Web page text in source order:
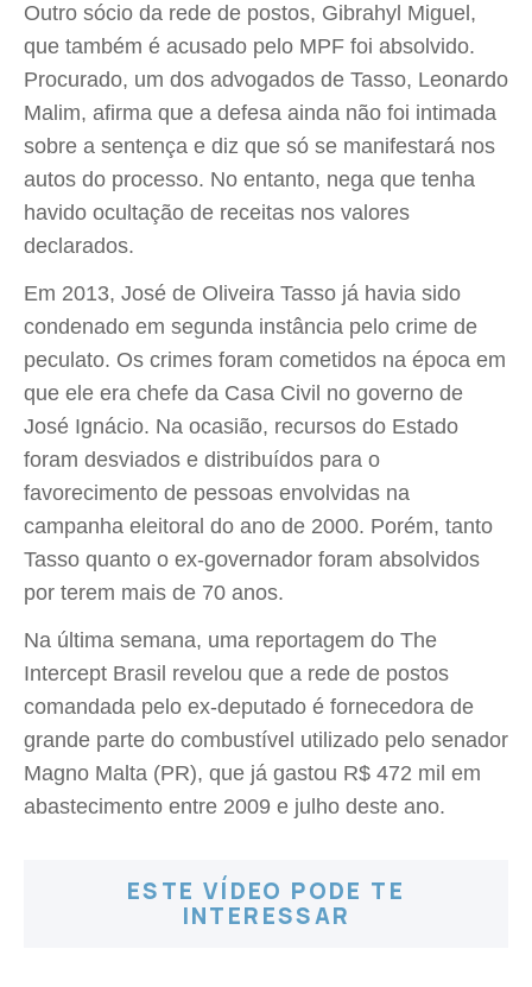
Outro sócio da rede de postos, Gibrahyl Miguel,
que também é acusado pelo MPF foi absolvido.
Procurado, um dos advogados de Tasso, Leonardo
Malim, afirma que a defesa ainda não foi intimada
sobre a sentença e diz que só se manifestará nos
autos do processo. No entanto, nega que tenha
havido ocultação de receitas nos valores
declarados.
Em 2013, José de Oliveira Tasso já havia sido
condenado em segunda instância pelo crime de
peculato. Os crimes foram cometidos na época em
que ele era chefe da Casa Civil no governo de
José Ignácio. Na ocasião, recursos do Estado
foram desviados e distribuídos para o
favorecimento de pessoas envolvidas na
campanha eleitoral do ano de 2000. Porém, tanto
Tasso quanto o ex-governador foram absolvidos
por terem mais de 70 anos.
Na última semana, uma reportagem do The
Intercept Brasil revelou que a rede de postos
comandada pelo ex-deputado é fornecedora de
grande parte do combustível utilizado pelo senador
Magno Malta (PR), que já gastou R$ 472 mil em
abastecimento entre 2009 e julho deste ano.
ESTE VÍDEO PODE TE
INTERESSAR